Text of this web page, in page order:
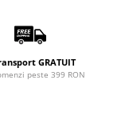
GRATUIT
peste 399 RON